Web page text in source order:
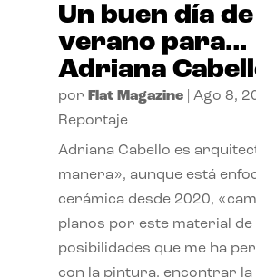
Un buen día de
verano para…
Adriana
por Flat Magazine| Ago 8,
Reportaje
Adriana Cabello es
manera», aunque está
cerámica desde 2020,
planos por este material de
posibilidades que me ha
con la pintura, encontrar la